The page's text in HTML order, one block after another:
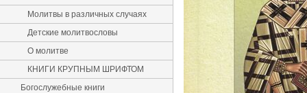
Молитвы в различных случаях
Детские молитвословы
О молитве
КНИГИ КРУПНЫМ ШРИФТОМ
Богослужебные книги